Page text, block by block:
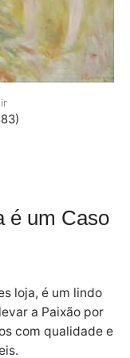
é um Caso
loja, é um lindo
a Paixão por
com qualidade e